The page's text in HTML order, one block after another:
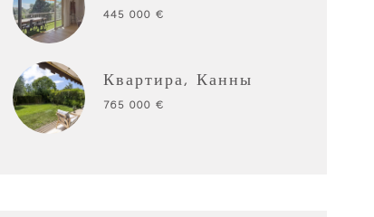
445 000 €
Квартира, Канны
765 000 €